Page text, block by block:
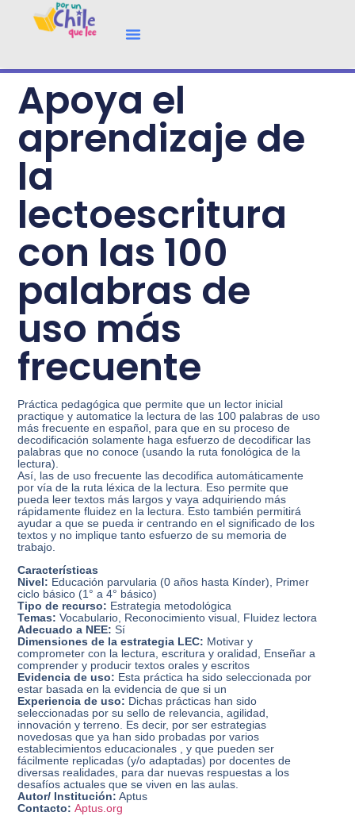
Apoya el
aprendizaje de
la
lectoescritura
con las 100
palabras de
uso más
frecuente
Práctica pedagógica que permite que un lector inicial
practique y automatice la lectura de las 100 palabras de uso
más frecuente en español, para que en su proceso de
decodificación solamente haga esfuerzo de decodificar las
palabras que no conoce (usando la ruta fonológica de la
lectura).
Así, las de uso frecuente las decodifica automáticamente
por vía de la ruta léxica de la lectura. Eso permite que
pueda leer textos más largos y vaya adquiriendo más
rápidamente fluidez en la lectura. Esto también permitirá
ayudar a que se pueda ir centrando en el significado de los
textos y no implique tanto esfuerzo de su memoria de
trabajo.
Características
Nivel: Educación parvularia (0 años hasta Kínder), Primer
ciclo básico (1° a 4° básico)
Tipo de recurso: Estrategia metodológica
Temas: Vocabulario, Reconocimiento visual, Fluidez lectora
Adecuado a NEE: Sí
Dimensiones de la estrategia LEC: Motivar y
comprometer con la lectura, escritura y oralidad, Enseñar a
comprender y producir textos orales y escritos
Evidencia de uso: Esta práctica ha sido seleccionada por
estar basada en la evidencia de que si un
Experiencia de uso: Dichas prácticas han sido
seleccionadas por su sello de relevancia, agilidad,
innovación y terreno. Es decir, por ser estrategias
novedosas que ya han sido probadas por varios
establecimientos educacionales , y que pueden ser
fácilmente replicadas (y/o adaptadas) por docentes de
diversas realidades, para dar nuevas respuestas a los
desafíos actuales que se viven en las aulas.
Autor/ Institución: Aptus
Contacto:Aptus.org